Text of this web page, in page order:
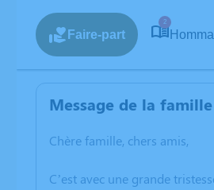
Faire-part
2
Message de la famille
Chère famille, chers amis,
C’est avec une grande